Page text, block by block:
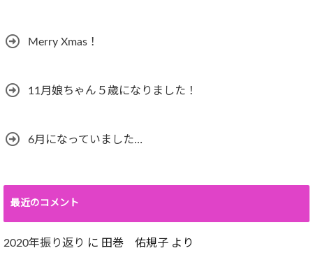
Merry Xmas！
11月娘ちゃん５歳になりました！
6月になっていました…
最近のコメント
2020年振り返り に 田巻 佑規子 より